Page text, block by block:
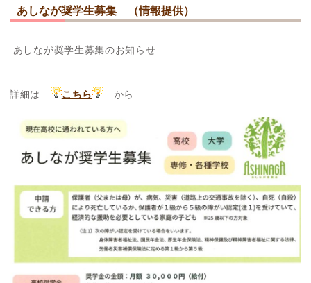
あしなが奨学生募集 （情報提供）
あしなが奨学生募集のお知らせ
詳細は こちら から